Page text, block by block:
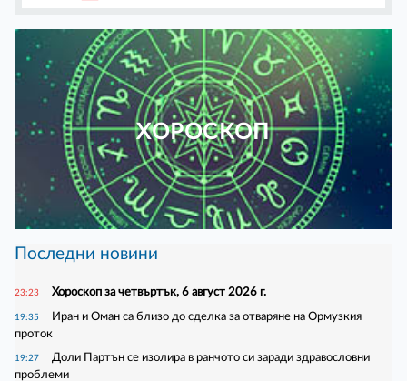
ХОРОСКОП
Последни новини
23:23 Хороскоп за четвъртък, 6 август 2026 г.
19:35
Иран и Оман са близо до сделка за отваряне на Ормузкия
проток
19:27
Доли Партън се изолира в ранчото си заради здравословни
проблеми